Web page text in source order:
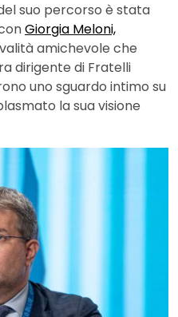
suo percorso è stata
Giorgia Meloni,
amichevole che
dirigente di Fratelli
uno sguardo intimo su
la sua visione